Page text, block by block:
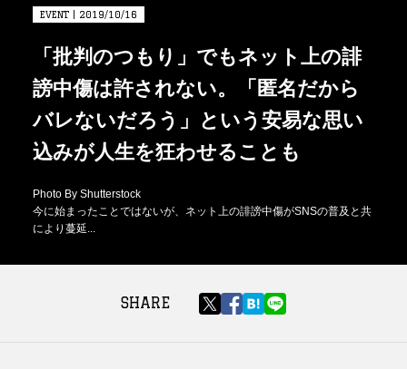
EVENT | 2019/10/16
「批判のつもり」でもネット上の誹
謗中傷は許されない。「匿名だから
バレないだろう」という安易な思い
込みが人生を狂わせることも
Photo By Shutterstock
今に始まったことではないが、ネット上の誹謗中傷がSNSの普及と共
により蔓延...
SHARE